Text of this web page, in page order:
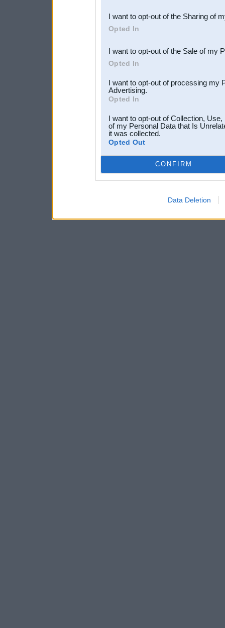
Downstream Participants
third parties.
I want to opt-out of the Sharing of
Opted In
I want to opt-out of the Sale of my
Opted In
I want to opt-out of processing my
Advertising.
Opted In
I want to opt-out of Collection,
of my Personal Data that Is
it was collected.
Opted Out
CONFIRM
Data Deletion